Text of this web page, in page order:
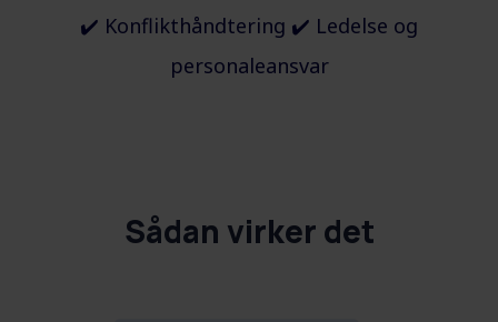
✔️ Konflikthåndtering ✔️ Ledelse og
personaleansvar
Sådan virker det